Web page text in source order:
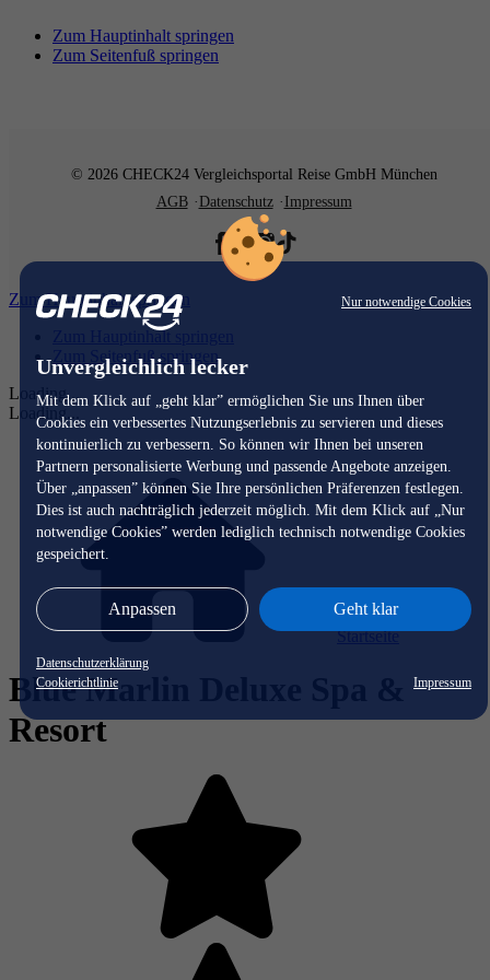
Nur notwendige Cookies
Unvergleichlich lecker
Mit dem Klick auf „geht klar” ermöglichen Sie uns Ihnen über
Cookies ein verbessertes Nutzungserlebnis zu servieren und dieses
kontinuierlich zu verbessern. So können wir Ihnen bei unseren
Partnern personalisierte Werbung und passende Angebote anzeigen.
Über „anpassen” können Sie Ihre persönlichen Präferenzen festlegen.
Dies ist auch nachträglich jederzeit möglich. Mit dem Klick auf „Nur
notwendige Cookies” werden lediglich technisch notwendige Cookies
gespeichert.
Anpassen Geht klar
Datenschutzerklärung
Cookierichtlinie
Impressum
Zum Hauptinhalt springen
Zum Seitenfuß springen
© 2026 CHECK24 Vergleichsportal Reise GmbH München
AGB
Datenschutz Impressum
Zum Hauptinhalt springen
Zum Hauptinhalt springen
Zum Seitenfuß springen
Loading...
Loading...
Startseite
Blue Marlin Deluxe Spa &
Resort